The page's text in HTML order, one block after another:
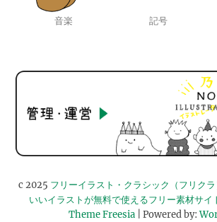
音楽 記号
c 2025 フリーイラスト・クラシック（フリク
いいイラストが無料で使えるフリー素材サイ
Theme Freesia| Powered by: